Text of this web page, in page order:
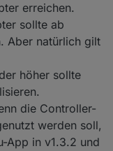
erreichen.
sollte ab
Aber natürlich gilt
höher sollte
die Controller-
werden soll,
App in v1.3.2 und